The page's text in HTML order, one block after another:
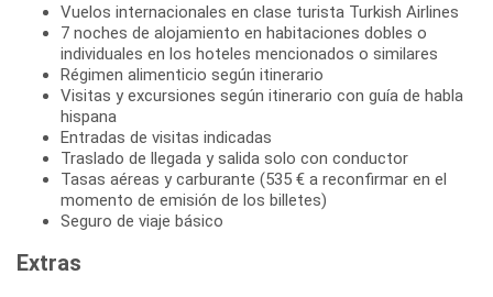
Vuelos internacionales en clase turista Turkish Airlines
7 noches de alojamiento en habitaciones dobles o
individuales en los hoteles mencionados o similares
Régimen alimenticio según itinerario
Visitas y excursiones según itinerario con guía de habla
hispana
Entradas de visitas indicadas
Traslado de llegada y salida solo con conductor
Tasas aéreas y carburante (535 € a reconfirmar en el
momento de emisión de los billetes)
Seguro de viaje básico
Extras